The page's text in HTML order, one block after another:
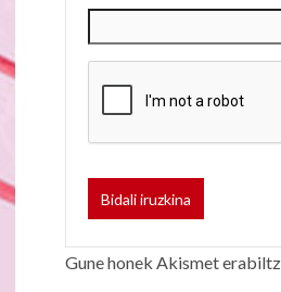
Gune honek Akismet